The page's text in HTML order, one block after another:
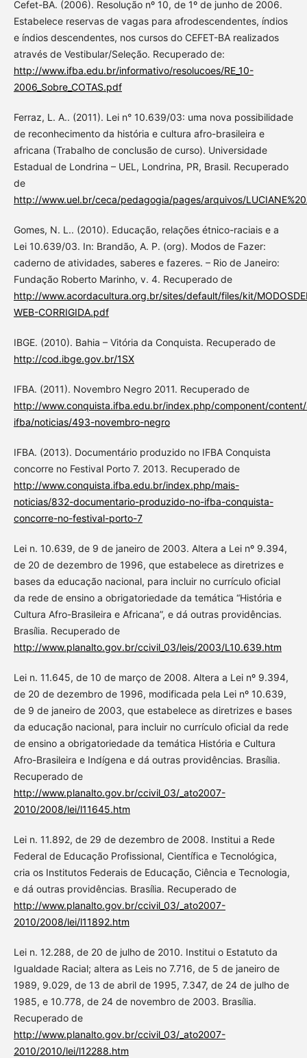
Cefet-BA. (2006). Resolução nº 10, de 1º de junho de 2006.
Estabelece reservas de vagas para afrodescendentes, índios
e índios descendentes, nos cursos do CEFET-BA realizados
através de Vestibular/Seleção. Recuperado de:
http://www.ifba.edu.br/informativo/resolucoes/RE_10-
2006_Sobre_COTAS.pdf
Ferraz, L. A.. (2011). Lei n° 10.639/03: uma nova possibilidade
de reconhecimento da história e cultura afro-brasileira e
africana (Trabalho de conclusão de curso). Universidade
Estadual de Londrina – UEL, Londrina, PR, Brasil. Recuperado
de
http://www.uel.br/ceca/pedagogia/pages/arquivos/
Gomes, N. L.. (2010). Educação, relações étnico-raciais e a
Lei 10.639/03. In: Brandão, A. P. (org). Modos de Fazer:
caderno de atividades, saberes e fazeres. – Rio de Janeiro:
Fundação Roberto Marinho, v. 4. Recuperado de
http://www.acordacultura.org.br/sites/default/files/kit/
WEB-CORRIGIDA.pdf
IBGE. (2010). Bahia – Vitória da Conquista. Recuperado de
http://cod.ibge.gov.br/1SX
IFBA. (2011). Novembro Negro 2011. Recuperado de
http://www.conquista.ifba.edu.br/index.php/component/
ifba/noticias/493-novembro-negro
IFBA. (2013). Documentário produzido no IFBA Conquista
concorre no Festival Porto 7. 2013. Recuperado de
http://www.conquista.ifba.edu.br/index.php/mais-
noticias/832-documentario-produzido-no-ifba-conquista-
concorre-no-festival-porto-7
Lei n. 10.639, de 9 de janeiro de 2003. Altera a Lei nº 9.394,
de 20 de dezembro de 1996, que estabelece as diretrizes e
bases da educação nacional, para incluir no currículo oficial
da rede de ensino a obrigatoriedade da temática “História e
Cultura Afro-Brasileira e Africana”, e dá outras providências.
Brasília. Recuperado de
http://www.planalto.gov.br/ccivil_03/leis/2003/L10.639.htm
Lei n. 11.645, de 10 de março de 2008. Altera a Lei nº 9.394,
de 20 de dezembro de 1996, modificada pela Lei nº 10.639,
de 9 de janeiro de 2003, que estabelece as diretrizes e bases
da educação nacional, para incluir no currículo oficial da rede
de ensino a obrigatoriedade da temática História e Cultura
Afro-Brasileira e Indígena e dá outras providências. Brasília.
Recuperado de
http://www.planalto.gov.br/ccivil_03/_ato2007-
2010/2008/lei/l11645.htm
Lei n. 11.892, de 29 de dezembro de 2008. Institui a Rede
Federal de Educação Profissional, Científica e Tecnológica,
cria os Institutos Federais de Educação, Ciência e Tecnologia,
e dá outras providências. Brasília. Recuperado de
http://www.planalto.gov.br/ccivil_03/_ato2007-
2010/2008/lei/l11892.htm
Lei n. 12.288, de 20 de julho de 2010. Institui o Estatuto da
Igualdade Racial; altera as Leis no 7.716, de 5 de janeiro de
1989, 9.029, de 13 de abril de 1995, 7.347, de 24 de julho de
1985, e 10.778, de 24 de novembro de 2003. Brasília.
Recuperado de
http://www.planalto.gov.br/ccivil_03/_ato2007-
2010/2010/lei/l12288.htm